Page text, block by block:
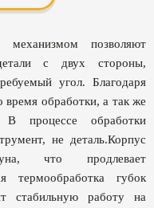
позволяют
с двух стороны,
угол. Благодаря
время обработки, а так же
В процессе обработки
не деталь.Корпус
что продлевает
термообработка губок
стабильную работу на